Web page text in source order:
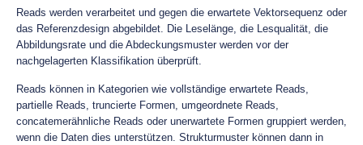
Reads werden verarbeitet und gegen die erwartete Vektorsequenz oder
das Referenzdesign abgebildet. Die Leselänge, die Lesqualität, die
Abbildungsrate und die Abdeckungsmuster werden vor der
nachgelagerten Klassifikation überprüft.
Reads können in Kategorien wie vollständige erwartete Reads,
partielle Reads, truncierte Formen, umgeordnete Reads,
concatemerähnliche Reads oder unerwartete Formen gruppiert werden,
wenn die Daten dies unterstützen. Strukturmuster können dann in